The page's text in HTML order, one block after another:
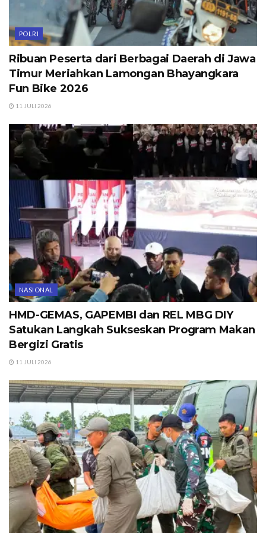
POLRI
Ribuan Peserta dari Berbagai Daerah di Jawa
Timur Meriahkan Lamongan Bhayangkara
Fun Bike 2026
11 JULI 2026
NASIONAL
HMD-GEMAS, GAPEMBI dan REL MBG DIY
Satukan Langkah Sukseskan Program Makan
Bergizi Gratis
11 JULI 2026